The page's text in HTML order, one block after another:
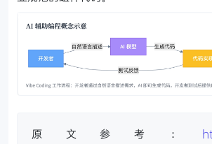
原文参考：